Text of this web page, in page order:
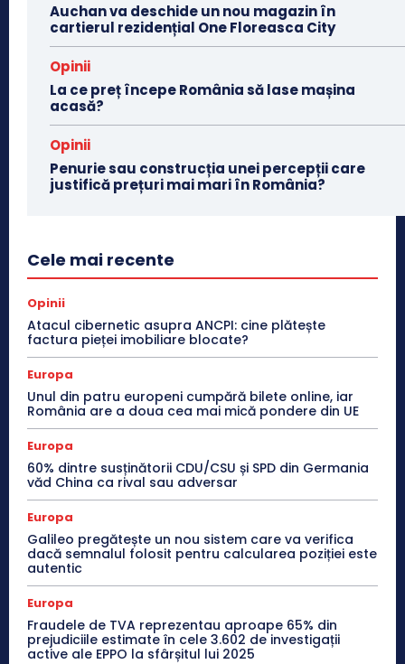
Auchan va deschide un nou magazin în
cartierul rezidențial One Floreasca City
Opinii
La ce preț începe România să lase mașina
acasă?
Opinii
Penurie sau construcția unei percepții care
justifică prețuri mai mari în România?
Cele mai recente
Opinii
Atacul cibernetic asupra ANCPI: cine plătește
factura pieței imobiliare blocate?
Europa
Unul din patru europeni cumpără bilete online, iar
România are a doua cea mai mică pondere din UE
Europa
60% dintre susținătorii CDU/CSU și SPD din Germania
văd China ca rival sau adversar
Europa
Galileo pregătește un nou sistem care va verifica
dacă semnalul folosit pentru calcularea poziției este
autentic
Europa
Fraudele de TVA reprezentau aproape 65% din
prejudiciile estimate în cele 3.602 de investigații
active ale EPPO la sfârșitul lui 2025